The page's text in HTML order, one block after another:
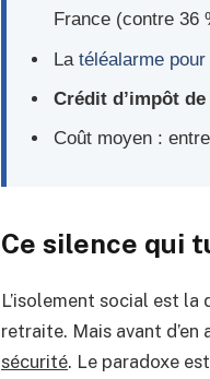
France (contre 36
La téléalarme
Crédit d’impôt de
Coût moyen :
Ce silence qui
L’isolement social est la
retraite. Mais avant d’en
sécurité. Le paradoxe